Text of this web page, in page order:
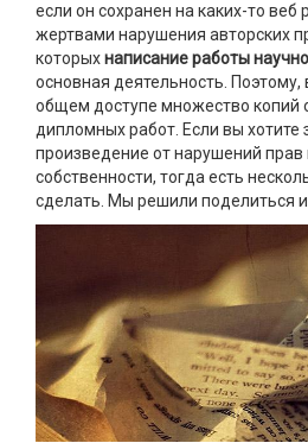
если он сохранен на каких-то веб
жертвами нарушения авторских
которыхнаписание работы
основная деятельность.
общем доступе множество копий
дипломных работ. Если вы хотите
произведение от нарушений прав
собственности, тогда есть
сделать. Мы решили поделиться